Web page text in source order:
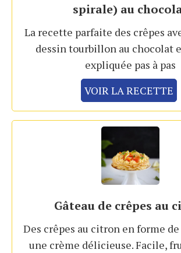
spirale) au
La recette parfaite des crêpes
dessin tourbillon au chocolat
expliquée pas à pas
VOIR LA RECETTE
Gâteau de crêpes au
Des crêpes au citron en forme de
une crème délicieuse. Facile,